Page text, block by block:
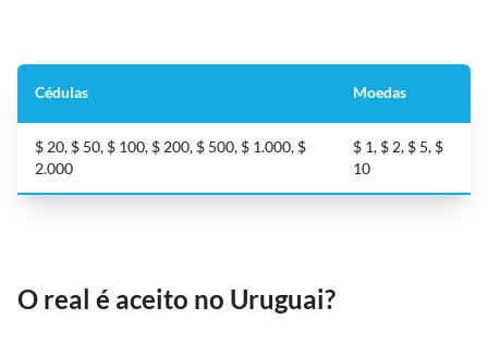
Cédulas Moedas
$ 20, $ 50, $ 100, $ 200, $ 500, $ 1.000, $
2.000
$ 1, $ 2, $ 5, $
10
O real é aceito no Uruguai?